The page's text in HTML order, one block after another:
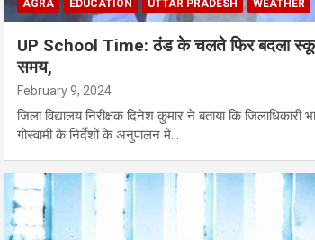
AGRA EDUCATION UTTAR PRADESH WEATHER
UP School Time: ठंड के चलते फिर बदला
समय,
February 9, 2024
जिला विद्यालय निरीक्षक दिनेश कुमार ने बताया कि जिलाधिकारी
गोस्वामी के निर्देशों के अनुपालन में…